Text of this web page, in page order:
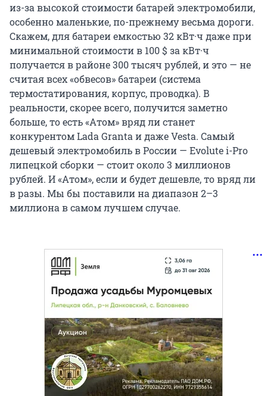
из-за высокой стоимости батарей электромобили,
особенно маленькие, по-прежнему весьма дороги.
Скажем, для батареи емкостью 32 кВт·ч даже при
минимальной стоимости в 100 $ за кВт·ч
получается в районе 300 тысяч рублей, и это — не
считая всех «обвесов» батареи (система
термостатирования, корпус, проводка). В
реальности, скорее всего, получится заметно
больше, то есть «Атом» вряд ли станет
конкурентом Lada Granta и даже Vesta. Самый
дешевый электромобиль в России — Evolute i-Pro
липецкой сборки — стоит около 3 миллионов
рублей. И «Атом», если и будет дешевле, то вряд ли
в разы. Мы бы поставили на диапазон 2–3
миллиона в самом лучшем случае.